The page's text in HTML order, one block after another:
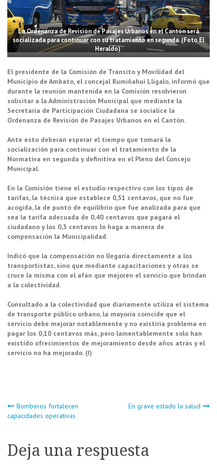
La Ordenanza de Revisión de Pasajes Urbanos en el Cantón será
socializada para continuar con su tratamiento en segunda. (Foto El
Heraldo)
El presidente de la Comisión de Tránsito y Movilidad del
Municipio de Ambato, el concejal Rumiñahui Lligalo, informó que
durante la reunión mantenida en la Comisión resolvieron
solicitar a la Administración Municipal que mediante la
Secretaria de Participación Ciudadana se socialice la
Ordenanza de Revisión de Pasajes Urbanos en el Cantón.
Ante esto deberán esperar el tiempo que tomará la
socialización para continuar con el tratamiento de la
Normativa en segunda y definitiva en el Pleno del Concejo
Municipal.
En la Comisión tiene el estudio respectivo con los tipos de
tarifas, la técnica que establece 0,51 centavos, que no fue
acogida, la de punto de equilibrio que fue analizada para que
sea la tarifa adecuada de 0,40 centavos que pagará el
ciudadano y los 0,3 centavos lo haga a manera de
compensación la Municipalidad.
Indicó que la compensación no llegaría directamente a los
transportistas, sino que mediante capacitaciones y otras se
cruce la misma con el afán que mejoren el servicio que brindan
a la colectividad.
Consultado a la colectividad que diariamente utiliza el sistema
de transporte público urbano, la mayoría coincide que el
servicio debe mejorar notablemente y no existiría problema en
pagar los 0,10 centavos más, pero lamentablemente solo han
existido ofrecimientos de mejoramiento desde años atrás y el
servicio no ha mejorado. (I)
Navegación
entradas
Bomberos fortalecen
capacidades operativas
En grave estado la salud
Deja una respuesta